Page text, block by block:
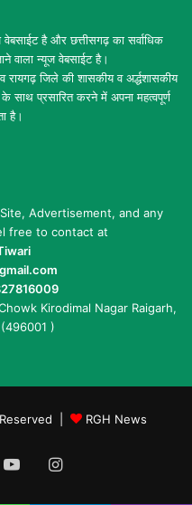
है और छत्तीसगढ़ का सर्वाधिक
वाला न्यूज वेबसाईट है।
जिले की शासकीय व अर्द्धशासकीय
साथ प्रसारित करने में अपना महत्वपूर्ण
है।
Advertisement, and any
free to contact at
Kirodimal Nagar Raigarh,
)
| RGH News
YouTubeInstagram